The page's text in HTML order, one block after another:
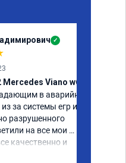
✓
Viano w639»
в аварийный
за системы егр и как
разрушенного
на все мои
качественно и
дня